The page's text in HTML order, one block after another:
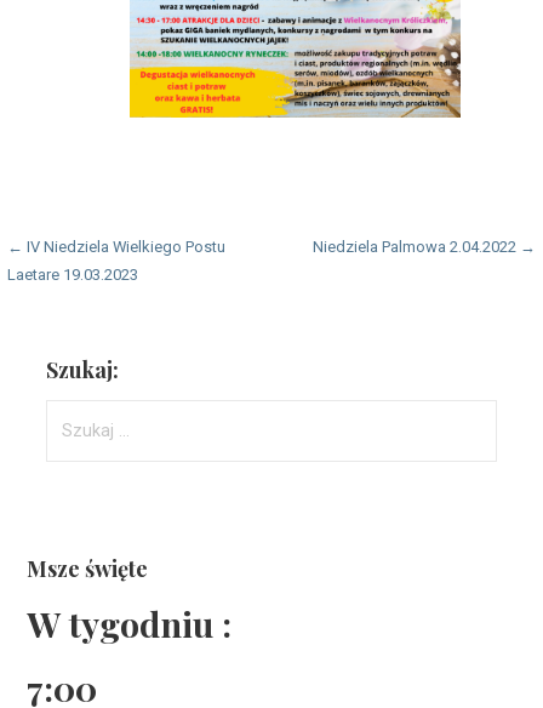
Nawigacja
← IV Niedziela Wielkiego Postu
Laetare 19.03.2023
Niedziela Palmowa 2.04.2022 →
Szukaj:
Msze święte
W tygodniu :
7:00